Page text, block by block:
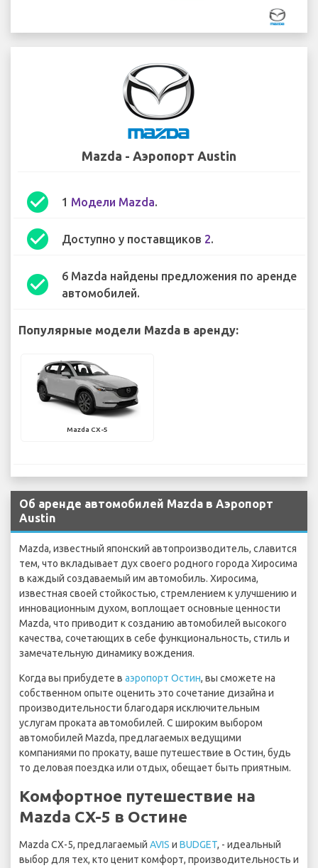
Mazda - Аэропорт Austin
check_circle 1 Модели Mazda.
check_circle Доступно у поставщиков 2.
check_circle
6 Mazda найдены предложения по аренде
автомобилей.
Популярные модели Mazda в аренду:
Mazda CX-5
Об аренде автомобилей Mazda в Аэропорт
Austin
Mazda, известный японский автопроизводитель, славится
тем, что вкладывает дух своего родного города Хиросима
в каждый создаваемый им автомобиль. Хиросима,
известная своей стойкостью, стремлением к улучшению и
инновационным духом, воплощает основные ценности
Mazda, что приводит к созданию автомобилей высокого
качества, сочетающих в себе функциональность, стиль и
замечательную динамику вождения.
Когда вы прибудете в аэропорт Остин, вы сможете на
собственном опыте оценить это сочетание дизайна и
производительности благодаря исключительным
услугам проката автомобилей. С широким выбором
автомобилей Mazda, предлагаемых ведущими
компаниями по прокату, ваше путешествие в Остин, будь
то деловая поездка или отдых, обещает быть приятным.
Комфортное путешествие на
Mazda CX-5 в Остине
Mazda CX-5, предлагаемый AVIS и BUDGET, - идеальный
выбор для тех, кто ценит комфорт, производительность и